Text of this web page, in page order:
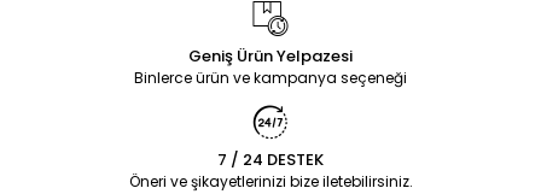
Geniş Ürün Yelpazesi
Binlerce ürün ve kampanya seçeneği
7 / 24 DESTEK
Öneri ve şikayetlerinizi bize iletebilirsiniz.